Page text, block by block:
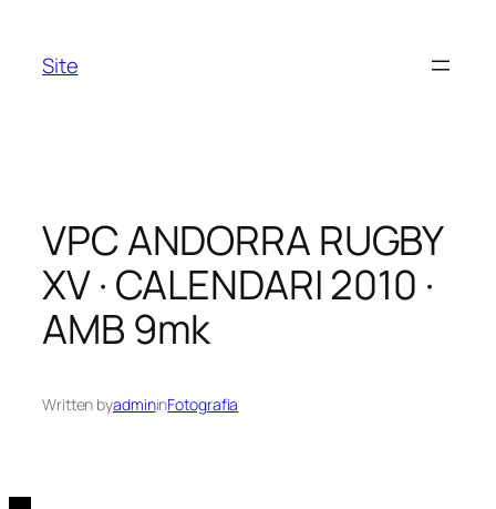
content
Site
VPC ANDORRA RUGBY
XV · CALENDARI 2010 ·
AMB 9mk
Written byadmininFotografia